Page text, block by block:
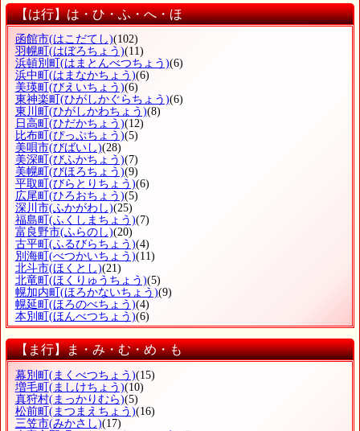
【は行】は・ひ・ふ・へ・ほ
函館市(はこだてし)(102)
羽幌町 (はぼろちょう)(11)
浜頓別町 (はまとんべつちょう)(6)
浜中町 (はまなかちょう)(6)
美瑛町 (びえいちょう)(6)
東神楽町 (ひがしかぐらちょう)(6)
東川町 (ひがしかわちょう)(8)
日高町 (ひだかちょう)(12)
比布町 (ぴっぷちょう)(5)
美唄市(びばいし)(28)
美深町 (びふかちょう)(7)
美幌町 (びほろちょう)(9)
平取町 (びらとりちょう)(6)
広尾町 (ひろおちょう)(5)
深川市(ふかがわし)(25)
福島町 (ふくしまちょう)(7)
富良野市(ふらのし)(20)
古平町 (ふるびらちょう)(4)
別海町 (べつかいちょう)(11)
北斗市(ほくとし)(21)
北竜町 (ほくりゅうちょう)(5)
幌加内町 (ほろかないちょう)(9)
幌延町 (ほろのべちょう)(4)
本別町 (ほんべつちょう)(6)
【ま行】ま・み・む・め・も
幕別町 (まくべつちょう)(15)
増毛町 (ましけちょう)(10)
真狩村(まっかりむら)(5)
松前町 (まつまえちょう)(16)
三笠市(みかさし)(17)